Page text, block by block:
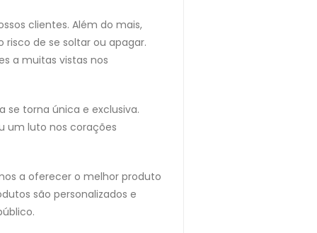
clientes. Além do mais,
de se soltar ou apagar.
a muitas vistas nos
se torna única e exclusiva.
um luto nos corações
a oferecer o melhor produto
são personalizados e